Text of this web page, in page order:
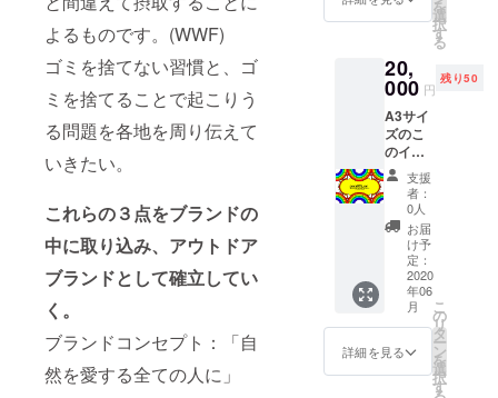
よるものです。(WWF)
ゴミを捨てない習慣と、ゴ
ミを捨てることで起こりう
る問題を各地を周り伝えて
いきたい。
これらの３点をブランドの
中に取り込み、アウトドア
ブランドとして確立してい
く。
ブランドコンセプト：「自
然を愛する全ての人に」
100/1〜
100/100
ンは入
れま
す。 ポ
スター
＋旅先
からお
礼の
メール
を
選
択
す
る
20,
000 円
残り50
A3サイ
ズのこ
のイラ
ストを
デジタ
ルプリ
ント
（ポス
ター）
したも
の（額
付き）
50枚限
定 ポス
ター＋
旅先か
支援
者：
0人
お届
け予
定：
2020
年06
月
詳細を見る
こ
の
リ
タ
ー
ン
を
選
択
す